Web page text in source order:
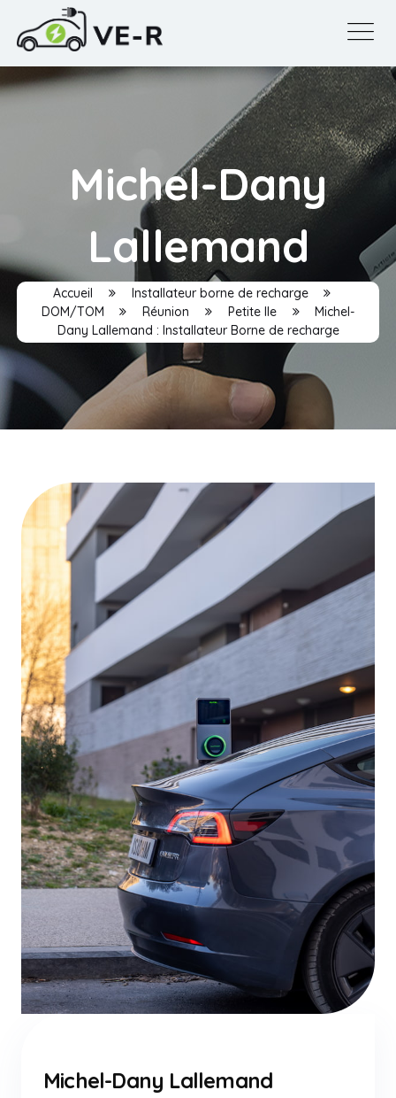
Michel-Dany
Lallemand
Accueil
Installateur borne de recharge
DOM/TOM
Réunion Petite Ile
Michel-
Dany Lallemand : Installateur Borne de recharge
Michel-Dany Lallemand